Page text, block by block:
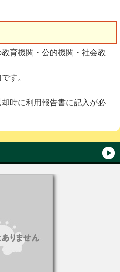
育機関・公的機関・社会教
す。
時に利用報告書に記入が必